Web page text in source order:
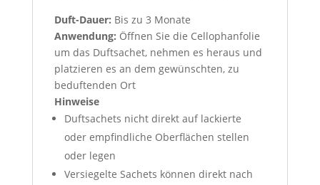
Duft-Dauer: Bis zu 3 Monate
Anwendung: Öffnen Sie die Cellophanfolie
um das Duftsachet, nehmen es heraus und
platzieren es an dem gewünschten, zu
beduftenden Ort
Hinweise
Duftsachets nicht direkt auf lackierte
oder empfindliche Oberflächen stellen
oder legen
Versiegelte Sachets können direkt nach